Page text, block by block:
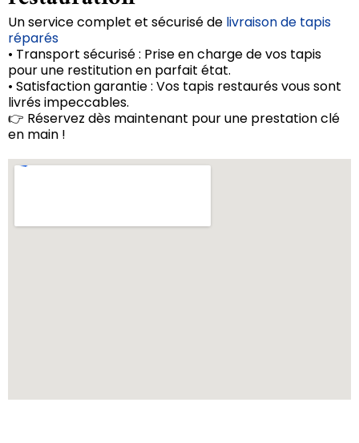
Un service complet et sécurisé de livraison de tapis
réparés
• Transport sécurisé : Prise en charge de vos tapis
pour une restitution en parfait état.
• Satisfaction garantie : Vos tapis restaurés vous sont
livrés impeccables.
👉 Réservez dès maintenant pour une prestation clé
en main !